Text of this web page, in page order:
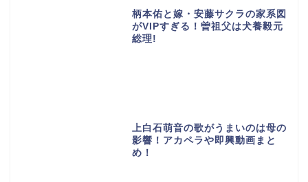
柄本佑と嫁・安藤サクラの家系図
がVIPすぎる！曽祖父は犬養毅元
総理!
上白石萌音の歌がうまいのは母の
影響！アカペラや即興動画まと
め！